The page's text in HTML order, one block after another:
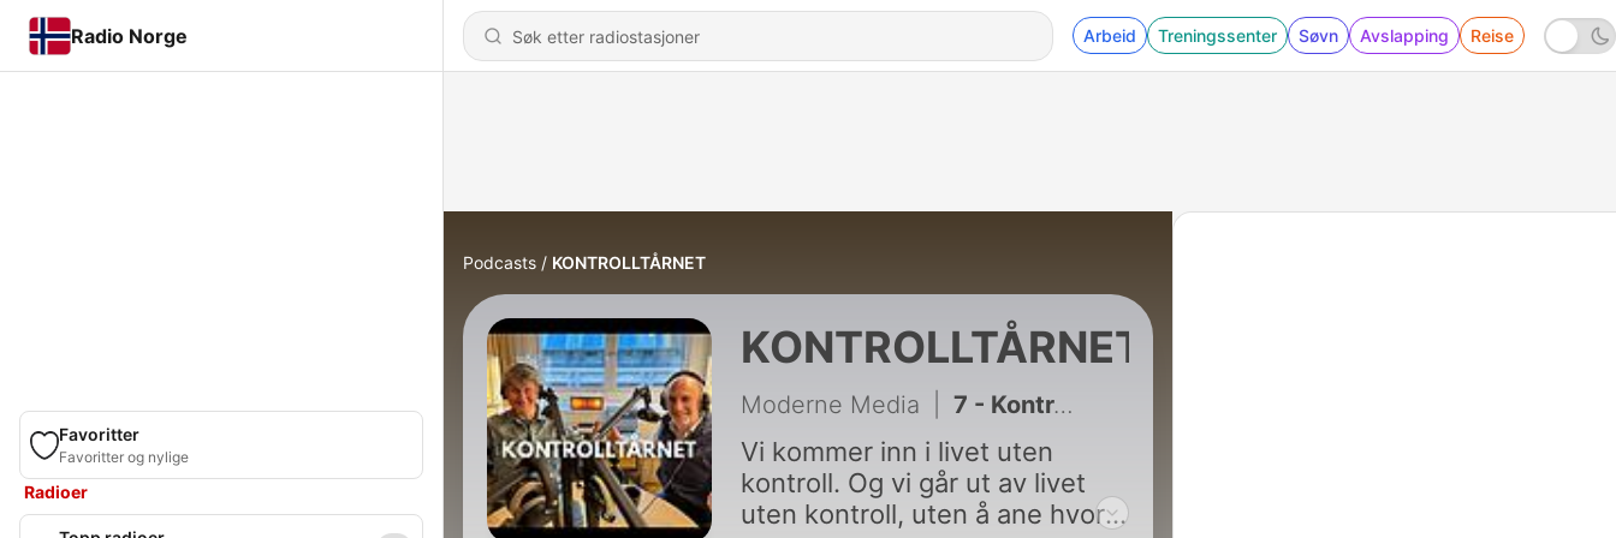
Radio Norge Arbeid Treningssenter Søvn Avslapping Reise
Favoritter
Favoritter og nylige
Radioer
Podcasts KONTROLLTÅRNET
KONTROLLTÅRNET
Moderne Media 7 - Kontrolltårnet - Episode 7: VM Special: 95 minutter med Dan Eggen før Norge - Brasil
Vi kommer inn i livet uten
kontroll. Og vi går ut av livet
uten kontroll, uten å ane hvor